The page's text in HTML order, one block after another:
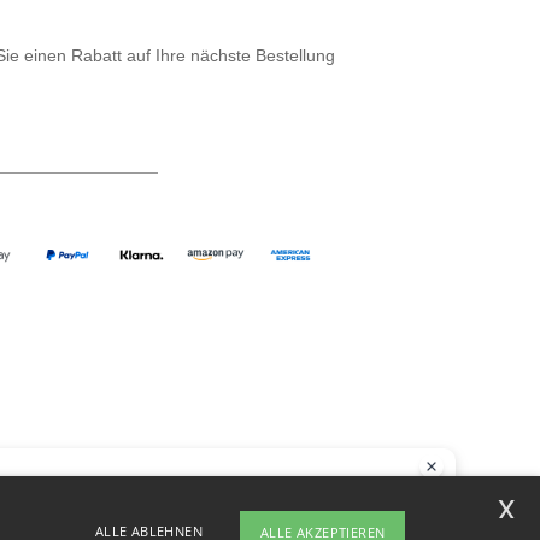
einen Rabatt auf Ihre nächste Bestellung
ALLE ABLEHNEN ALLE AKZEPTIEREN
x
Fragen oder Bedenken haben, können Sie uns jederzeit kontaktieren.
ist hier, um Ihnen zu helfen.